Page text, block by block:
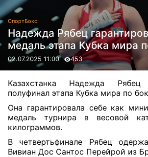
СпортБокс
Надежда Рябец
медаль этапа Кубка мира
02.07.2025 11:00 453
Казахстанка Надежда
полуфинал этапа Кубка мира по
Она гарантировала себе как
медаль турнира в весовой
килограммов.
В четвертьфинале Рябец
Вивиан Дос Сантос Перейрой из